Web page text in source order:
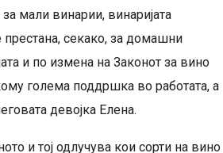
мали винарии, винаријата
престана, секако, за домашни
и по измена на Законот за вино
голема поддршка во работата, а
девојка Елена.
и тој одлучува кои сорти на вино